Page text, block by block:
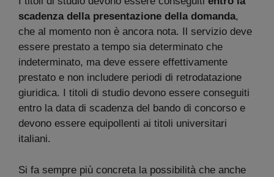
scadenza della presentazione della domanda,
che al momento non è ancora nota. Il servizio deve
essere prestato a tempo sia determinato che
indeterminato, ma deve essere effettivamente
prestato e non includere periodi di retrodatazione
giuridica. I titoli di studio devono essere conseguiti
entro la data di scadenza del bando di concorso e
devono essere equipollenti ai titoli universitari
italiani.
Si fa sempre più concreta la possibilità che anche